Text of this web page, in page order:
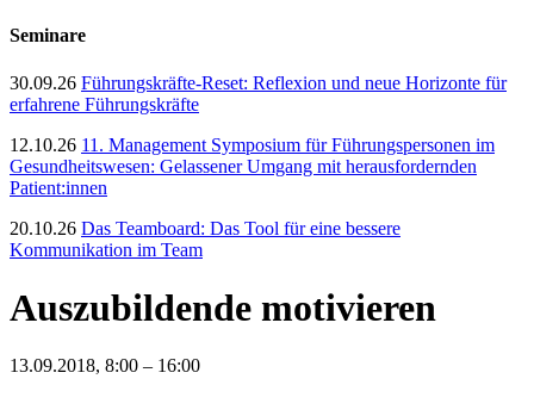
Seminare
30.09.26 Führungskräfte-Reset: Reflexion und neue Horizonte für
erfahrene Führungskräfte
12.10.26 11. Management Symposium für Führungspersonen im
Gesundheitswesen: Gelassener Umgang mit herausfordernden
Patient:innen
20.10.26 Das Teamboard: Das Tool für eine bessere
Kommunikation im Team
Auszubildende motivieren
13.09.2018, 8:00 – 16:00